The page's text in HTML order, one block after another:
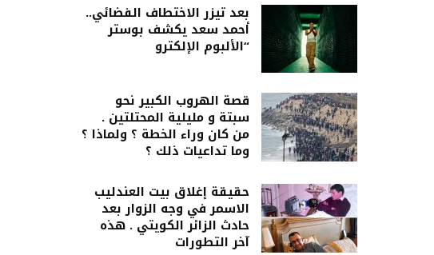
بعد تيزر الاختطاف الفضائي..
أحمد سعد يكشف بوستر
“الألبوم الإلكترو
قصة الهروب الكبير نحو
سبتة و مليلية المحتلتين .
من كان وراء الخطة ؟ ولماذا ؟
وما تداعيات ذلك ؟
حقيقة إغلاق بيت العندليب
الاسمر في وجه الزوار بعد
حادث الزائر الكويتي . هذه
آخر التطورات